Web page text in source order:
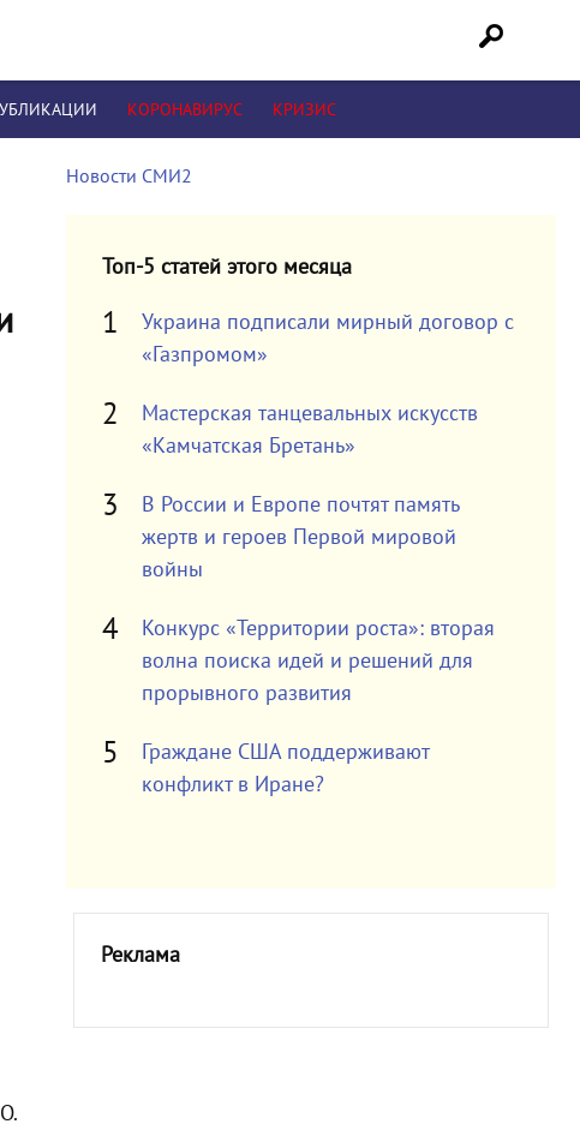
КОРОНАВИРУС КРИЗИС
Новости СМИ2
Топ-5 статей этого месяца
Украина подписали мирный договор с
«Газпромом»
Мастерская танцевальных искусств
«Камчатская Бретань»
В России и Европе почтят память
жертв и героев Первой мировой
войны
Конкурс «Территории роста»: вторая
волна поиска идей и решений для
прорывного развития
Граждане США поддерживают
конфликт в Иране?
Реклама